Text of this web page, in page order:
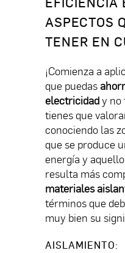
ASPECTOS
TENER EN
¡Comienza a
que puedas
electricidady no
tienes que
conociendo las
que se produce
energía y
resulta más
materiales
términos que
muy bien su
AISLAMIENTO: